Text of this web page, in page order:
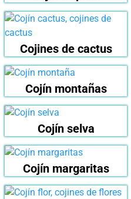
Cojines de cactus
Cojín montañas
Cojín selva
Cojín margaritas